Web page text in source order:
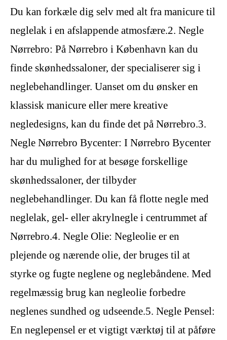
Du kan forkæle dig selv med alt fra manicure til
neglelak i en afslappende atmosfære.2. Negle
Nørrebro: På Nørrebro i København kan du
finde skønhedssaloner, der specialiserer sig i
neglebehandlinger. Uanset om du ønsker en
klassisk manicure eller mere kreative
negledesigns, kan du finde det på Nørrebro.3.
Negle Nørrebro Bycenter: I Nørrebro Bycenter
har du mulighed for at besøge forskellige
skønhedssaloner, der tilbyder
neglebehandlinger. Du kan få flotte negle med
neglelak, gel- eller akrylnegle i centrummet af
Nørrebro.4. Negle Olie: Negleolie er en
plejende og nærende olie, der bruges til at
styrke og fugte neglene og neglebåndene. Med
regelmæssig brug kan negleolie forbedre
neglenes sundhed og udseende.5. Negle Pensel:
En neglepensel er et vigtigt værktøj til at påføre